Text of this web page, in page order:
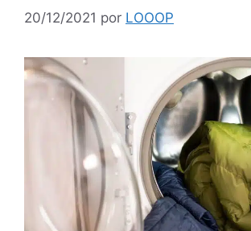
20/12/2021 por LOOOP